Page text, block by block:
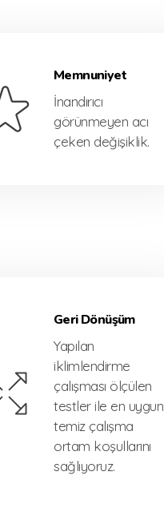
Memnuniyet
İnandırıcı
görünmeyen acı
çeken değişiklik.
Geri Dönüşüm
Yapılan
iklimlendirme
çalışması ölçülen
testler ile en uygun
temiz çalışma
ortam koşullarını
sağlıyoruz.